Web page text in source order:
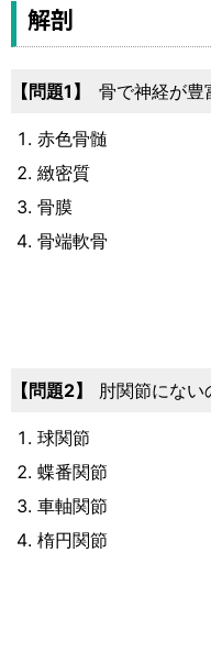
解剖
1 骨で神経が豊
赤色骨髄
緻密質
骨膜
骨端軟骨
2 肘関節にない
球関節
蝶番関節
車軸関節
楕円関節